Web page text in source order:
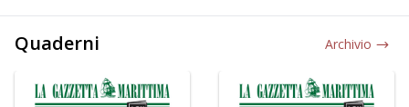
Quaderni Archivio